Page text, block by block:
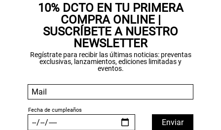
10% DCTO EN TU PRIMERA
COMPRA ONLINE |
SUSCRÍBETE A NUESTRO
NEWSLETTER
Regístrate para recibir las últimas noticias: preventas
exclusivas, lanzamientos, ediciones limitadas y
eventos.